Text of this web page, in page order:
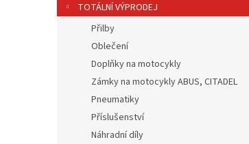
TOTÁLNÍ VÝPRODEJ
Přilby
Oblečení
Doplňky na motocykly
Zámky na motocykly ABUS, CITADEL
Pneumatiky
Příslušenství
Náhradní díly